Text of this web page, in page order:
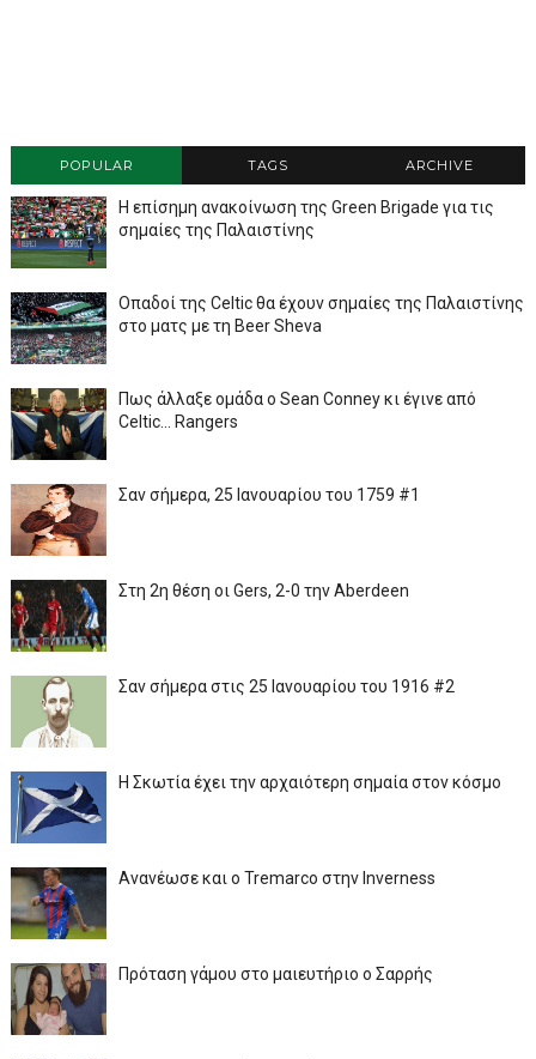
POPULAR TAGS ARCHIVE
Η επίσημη ανακοίνωση της Green Brigade για τις
σημαίες της Παλαιστίνης
Οπαδοί της Celtic θα έχουν σημαίες της Παλαιστίνης
στο ματς με τη Beer Sheva
Πως άλλαξε ομάδα ο Sean Conney κι έγινε από
Celtic... Rangers
Σαν σήμερα, 25 Ιανουαρίου του 1759 #1
Στη 2η θέση οι Gers, 2-0 την Aberdeen
Σαν σήμερα στις 25 Ιανουαρίου του 1916 #2
Η Σκωτία έχει την αρχαιότερη σημαία στον κόσμο
Ανανέωσε και ο Tremarco στην Inverness
Πρόταση γάμου στο μαιευτήριο ο Σαρρής